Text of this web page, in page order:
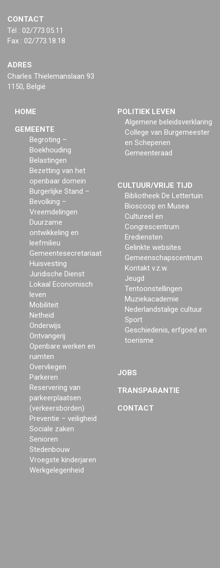
CONTACT
Tél : 02/773.05.11
Fax : 02/773.18.18
ADRES
Charles Thielemanslaan 93
1150, België
HOME
GEMEENTE
Begroting –
Boekhouding
Belastingen
Bezetting van het
openbaar domein
Burgerlijke Stand –
Bevolking –
Vreemdelingen
Duurzame
ontwikkeling en
leefmilieu
Gemeentesecretariaat
Huisvesting
Juridische Dienst
Lokaal Economisch
leven
Mobiliteit
Netheid
Onderwijs
Ontvangerij
Openbare werken en
ruimten
Overvliegen
Parkeren
Reservering van
parkeerplaatsen
(verkeersborden)
Preventie – veiligheid
Sociale zaken
Senioren
Stedenbouw
Vroegste kinderjaren
Werkgelegenheid
POLITIEK LEVEN
Algemene beleidsverklaring
College van Burgemeester
en Schepenen
Gemeenteraad
CULTUUR/VRIJE TIJD
Bibliotheek De Lettertuin
Bioscoop en Musea
Cultureel en
Congrescentrum
Erediensten
Gelinkte websites
Gemeenschapscentrum
Kontakt v.z.w.
Jeugd
Tentoonstellingen
Muziekacademie
Nederlandstalige cultuur
Sport
Geschiedenis, erfgoed en
toerisme
JOBS
TRANSPARANTIE
CONTACT